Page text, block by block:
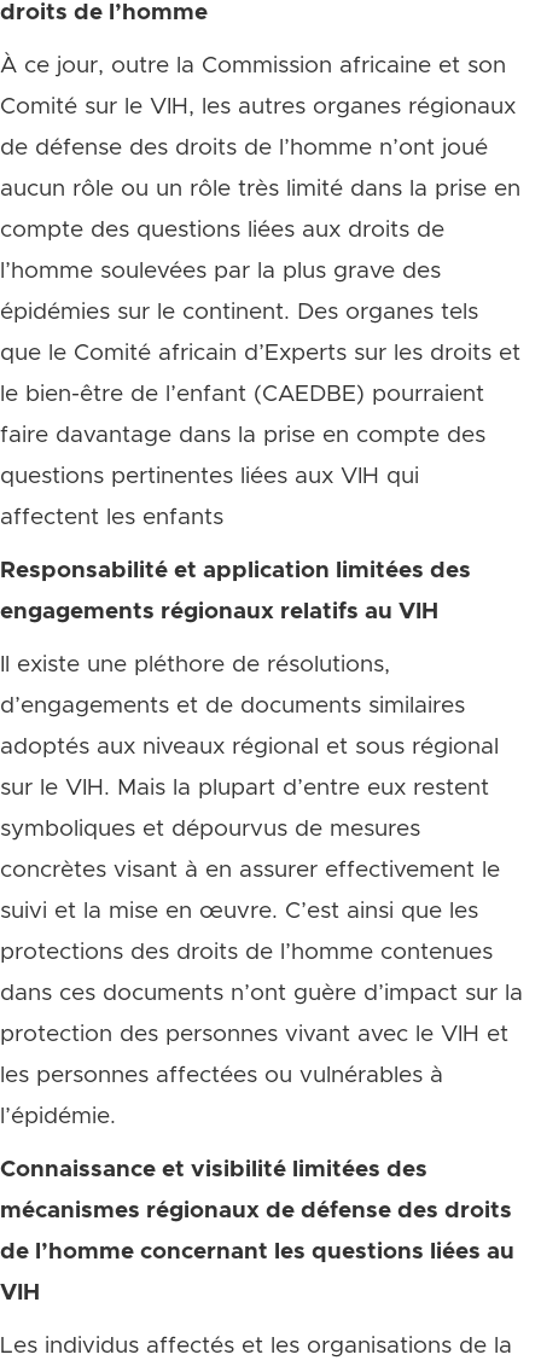
droits de l’homme
À ce jour, outre la Commission africaine et son
Comité sur le VIH, les autres organes régionaux
de défense des droits de l’homme n’ont joué
aucun rôle ou un rôle très limité dans la prise en
compte des questions liées aux droits de
l’homme soulevées par la plus grave des
épidémies sur le continent. Des organes tels
que le Comité africain d’Experts sur les droits et
le bien-être de l’enfant (CAEDBE) pourraient
faire davantage dans la prise en compte des
questions pertinentes liées aux VIH qui
affectent les enfants
Responsabilité et application limitées des
engagements régionaux relatifs au VIH
Il existe une pléthore de résolutions,
d’engagements et de documents similaires
adoptés aux niveaux régional et sous régional
sur le VIH. Mais la plupart d’entre eux restent
symboliques et dépourvus de mesures
concrètes visant à en assurer effectivement le
suivi et la mise en œuvre. C’est ainsi que les
protections des droits de l’homme contenues
dans ces documents n’ont guère d’impact sur la
protection des personnes vivant avec le VIH et
les personnes affectées ou vulnérables à
l’épidémie.
Connaissance et visibilité limitées des
mécanismes régionaux de défense des droits
de l’homme concernant les questions liées au
VIH
Les individus affectés et les organisations de la